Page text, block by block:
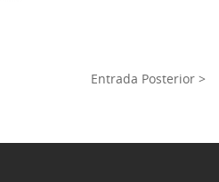
Entrada Posterior >